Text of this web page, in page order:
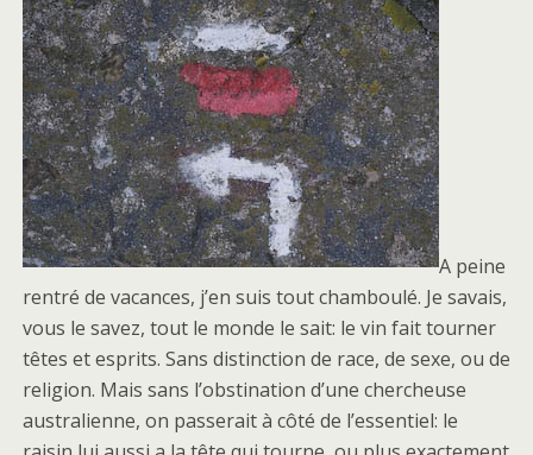
A peine
rentré de vacances, j’en suis tout chamboulé. Je savais,
vous le savez, tout le monde le sait: le vin fait tourner
têtes et esprits. Sans distinction de race, de sexe, ou de
religion. Mais sans l’obstination d’une chercheuse
australienne, on passerait à côté de l’essentiel: le